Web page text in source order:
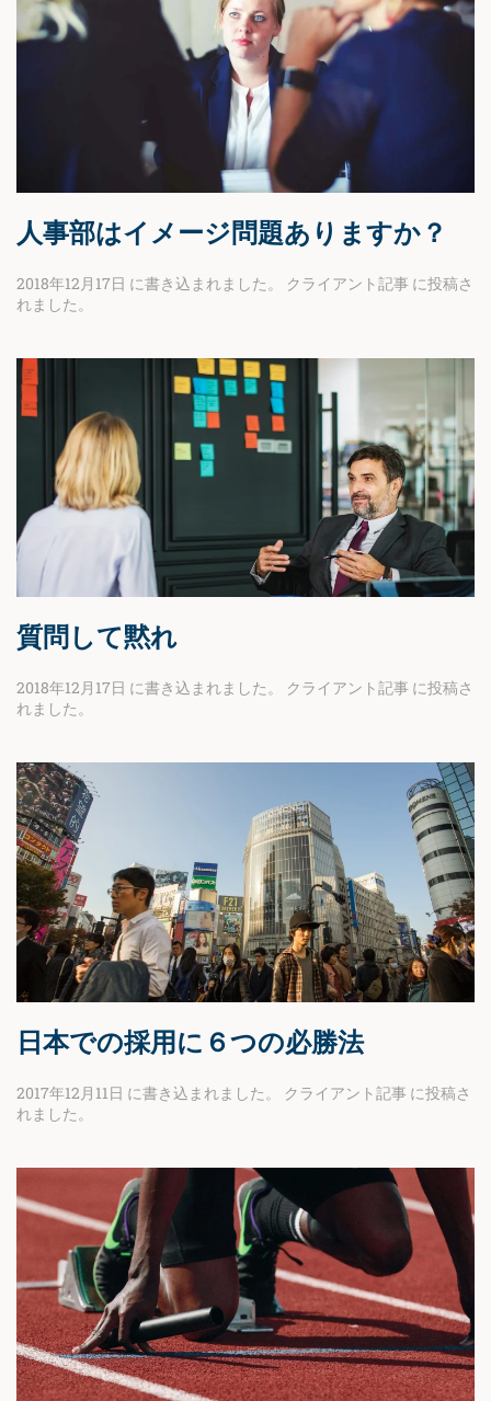
人事部はイメージ問題ありますか？
2018年12月17日 に書き込まれました。 クライアント記事 に投稿さ
れました。
質問して黙れ
2018年12月17日 に書き込まれました。 クライアント記事 に投稿さ
れました。
日本での採用に６つの必勝法
2017年12月11日 に書き込まれました。 クライアント記事 に投稿さ
れました。